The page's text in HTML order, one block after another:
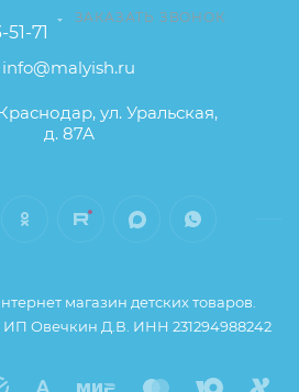
71
ЗАКАЗАТЬ ЗВОНОК
info@malyish.ru
ул. Уральская,
д. 87А
магазин детских товаров.
Овечкин Д.В. ИНН 231294988242